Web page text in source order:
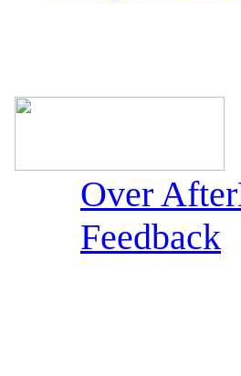
Over
Feedback